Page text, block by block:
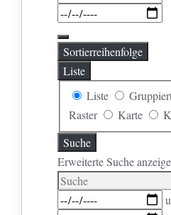
Sortierreihenfolge
Liste
Anzeigetyp
für
Suchergebnisse
Liste
Raster
Karte
Suche
Erweiterte Suche
Suche
Daten